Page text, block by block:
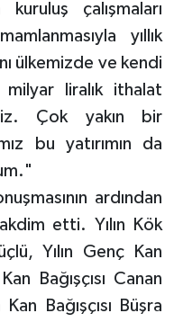
çalışmaları
yıllık
ülkemizde ve kendi
liralık ithalat
Çok yakın bir
bu yatırımın da
ardından
etti. Yılın Kök
Yılın Genç Kan
Bağışçısı Canan
Bağışçısı Büşra